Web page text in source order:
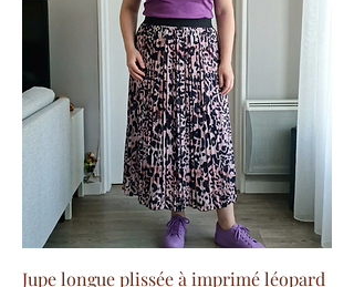
Jupe longue plissée à imprimé léopard